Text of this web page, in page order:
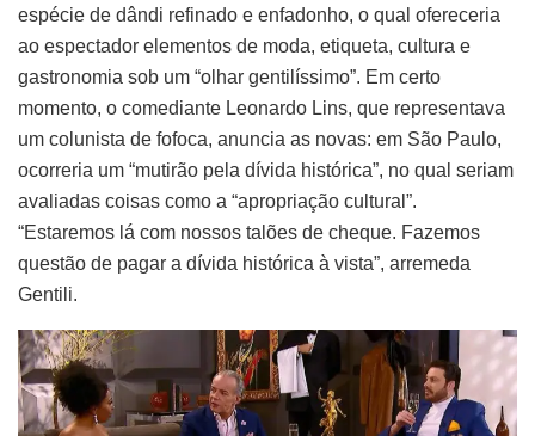
espécie de dândi refinado e enfadonho, o qual ofereceria
ao espectador elementos de moda, etiqueta, cultura e
gastronomia sob um “olhar gentilíssimo”. Em certo
momento, o comediante Leonardo Lins, que representava
um colunista de fofoca, anuncia as novas: em São Paulo,
ocorreria um “mutirão pela dívida histórica”, no qual seriam
avaliadas coisas como a “apropriação cultural”.
“Estaremos lá com nossos talões de cheque. Fazemos
questão de pagar a dívida histórica à vista”, arremeda
Gentili.